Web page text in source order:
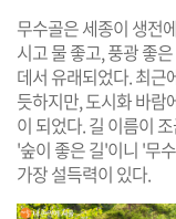
무수골은 세종이 생전
시고 물 좋고, 풍광 좋
데서 유래되었다. 최근
듯하지만, 도시화 바람
이 되었다. 길 이름이
'숲이 좋은 길'이니 '무
가장 설득력이 있다.